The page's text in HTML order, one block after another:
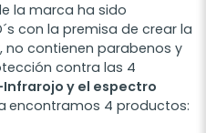
la marca ha sido
con la premisa de crear la
contienen parabenos y
contra las 4
Infrarojo y el espectro
encontramos 4 productos: